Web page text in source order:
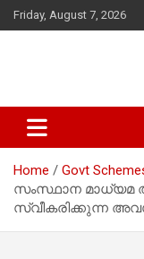
Skip
to
Friday, August 7, 2026
Latest
English
India. Politics News
News.
Home
Govt
സംസ്ഥാന
സ്വീകരിക്കുന്ന